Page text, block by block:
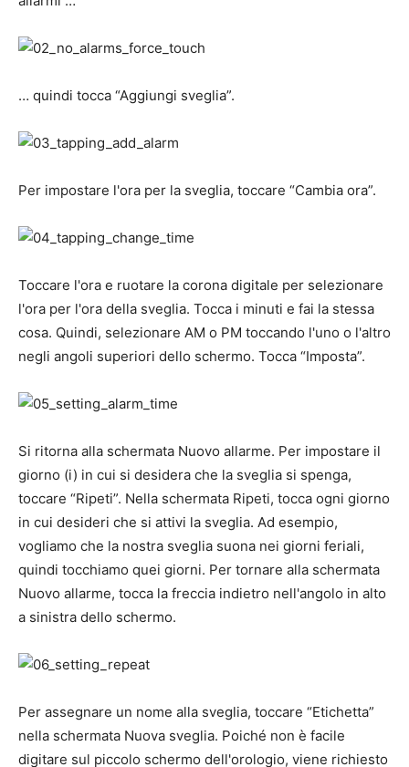
… quindi tocca “Aggiungi sveglia”.
Per impostare l'ora per la sveglia, toccare “Cambia ora”.
Toccare l'ora e ruotare la corona digitale per selezionare
l'ora per l'ora della sveglia. Tocca i minuti e fai la stessa
cosa. Quindi, selezionare AM o PM toccando l'uno o l'altro
negli angoli superiori dello schermo. Tocca “Imposta”.
Si ritorna alla schermata Nuovo allarme. Per impostare il
giorno (i) in cui si desidera che la sveglia si spenga,
toccare “Ripeti”. Nella schermata Ripeti, tocca ogni giorno
in cui desideri che si attivi la sveglia. Ad esempio,
vogliamo che la nostra sveglia suona nei giorni feriali,
quindi tocchiamo quei giorni. Per tornare alla schermata
Nuovo allarme, tocca la freccia indietro nell'angolo in alto
a sinistra dello schermo.
Per assegnare un nome alla sveglia, toccare “Etichetta”
nella schermata Nuova sveglia. Poiché non è facile
digitare sul piccolo schermo dell'orologio, viene richiesto